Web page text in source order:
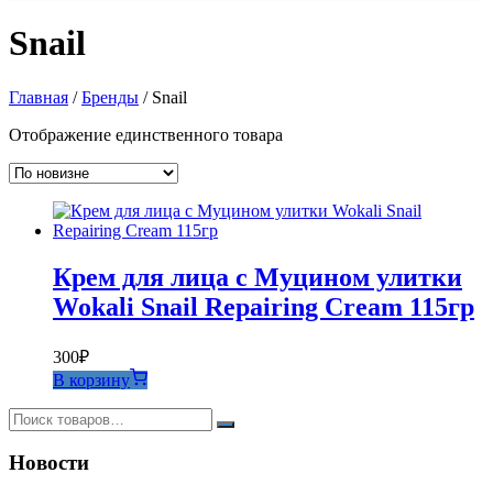
Snail
Главная /Бренды / Snail
Отображение единственного товара
Крем для лица с Муцином улитки
Wokali Snail Repairing Cream 115гр
300₽
В корзину
Новости